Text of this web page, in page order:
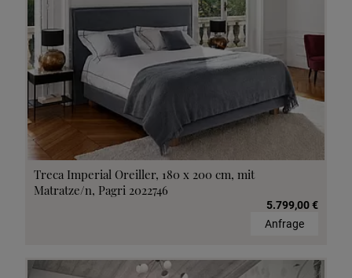
Treca Imperial Oreiller, 180 x 200 cm, mit
Matratze/n, Pagri 2022746
5.799,00 €
Anfrage